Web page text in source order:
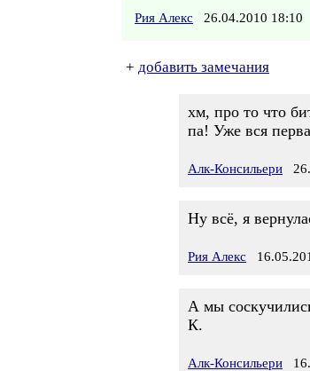
Рия Алекс 26.04.2010 18:10
+ добавить замечания
хм, про то что
па! Уже вся
Алк-Консильери
Ну всё, я
Рия Алекс
А мы
К.
Алк-Консильери